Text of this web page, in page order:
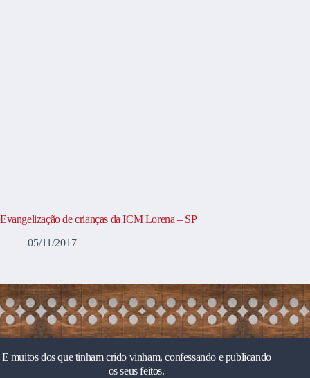
Evangelização de crianças da ICM Lorena – SP
05/11/2017
E muitos dos que tinham crido vinham, confessando e publicando
os seus feitos.